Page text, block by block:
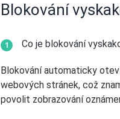
Blokování
Co je blokování
Blokování automaticky
webových stránek, což
povolit zobrazování